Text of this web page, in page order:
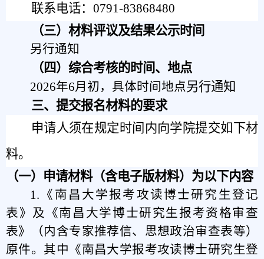
联系电话：0791-83868480
（三）材料评议及结果公示时间
另行通知
（四）综合考核的时间、地点
2026年6月初 ，具体时间地点另行通知
三、提交报名材料的要求
申请人须在规定时间内向学院提交如下材
料。
（一） 申请材料（含电子版材料）为以下内容
1. 《南昌大学报考攻读博士研究生登记
表》及《南昌大学博士研究生报考资格审查
表》（内含专家推荐信、思想政治审查表等）
原件。其中《南昌大学报考攻读博士研究生登